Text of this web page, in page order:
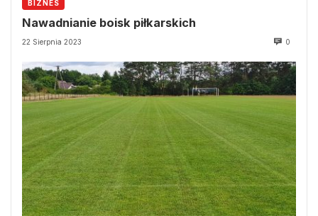
BIZNES
Nawadnianie boisk piłkarskich
22 Sierpnia 2023 0